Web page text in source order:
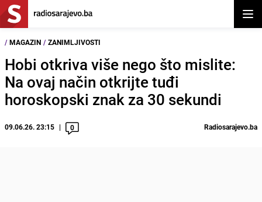
/ MAGAZIN / ZANIMLJIVOSTI
Hobi otkriva više nego što mislite:
Na ovaj način otkrijte tuđi
horoskopski znak za 30 sekundi
09.06.26. 23:15 0 Radiosarajevo.ba